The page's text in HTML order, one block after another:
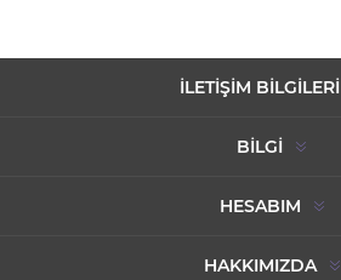
İLETIŞIM BILGILERI
BILGI
HESABIM
HAKKIMIZDA